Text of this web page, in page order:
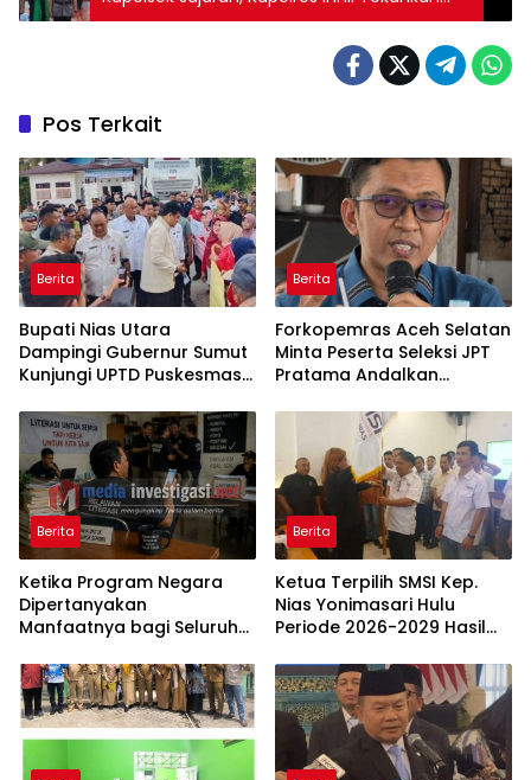
Profesionalisme dan Pelayanan Presisi
Pos Terkait
Berita
Bupati Nias Utara
Dampingi Gubernur Sumut
Kunjungi UPTD Puskesmas
Berita
Forkopemras Aceh Selatan
Minta Peserta Seleksi JPT
Pratama Andalkan
Bukan Kedekatan
Berita
Ketika Program Negara
Dipertanyakan
Manfaatnya bagi Seluruh
Berita
Ketua Terpilih SMSI Kep.
Nias Yonimasari Hulu
Periode 2026-2029 Hasil